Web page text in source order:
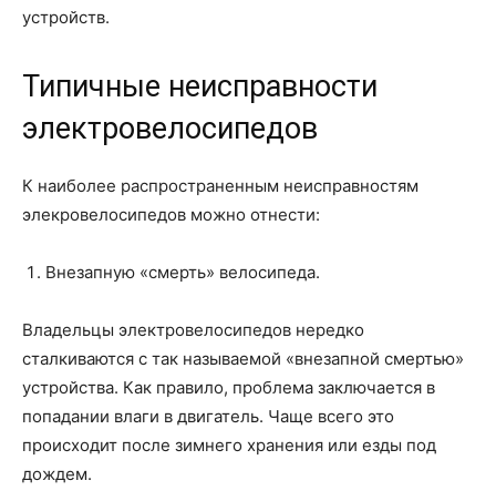
устройств.
Типичные неисправности
электровелосипедов
К наиболее распространенным неисправностям
элекровелосипедов можно отнести:
Внезапную «смерть» велосипеда.
Владельцы электровелосипедов нередко
сталкиваются с так называемой «внезапной смертью»
устройства. Как правило, проблема заключается в
попадании влаги в двигатель. Чаще всего это
происходит после зимнего хранения или езды под
дождем.